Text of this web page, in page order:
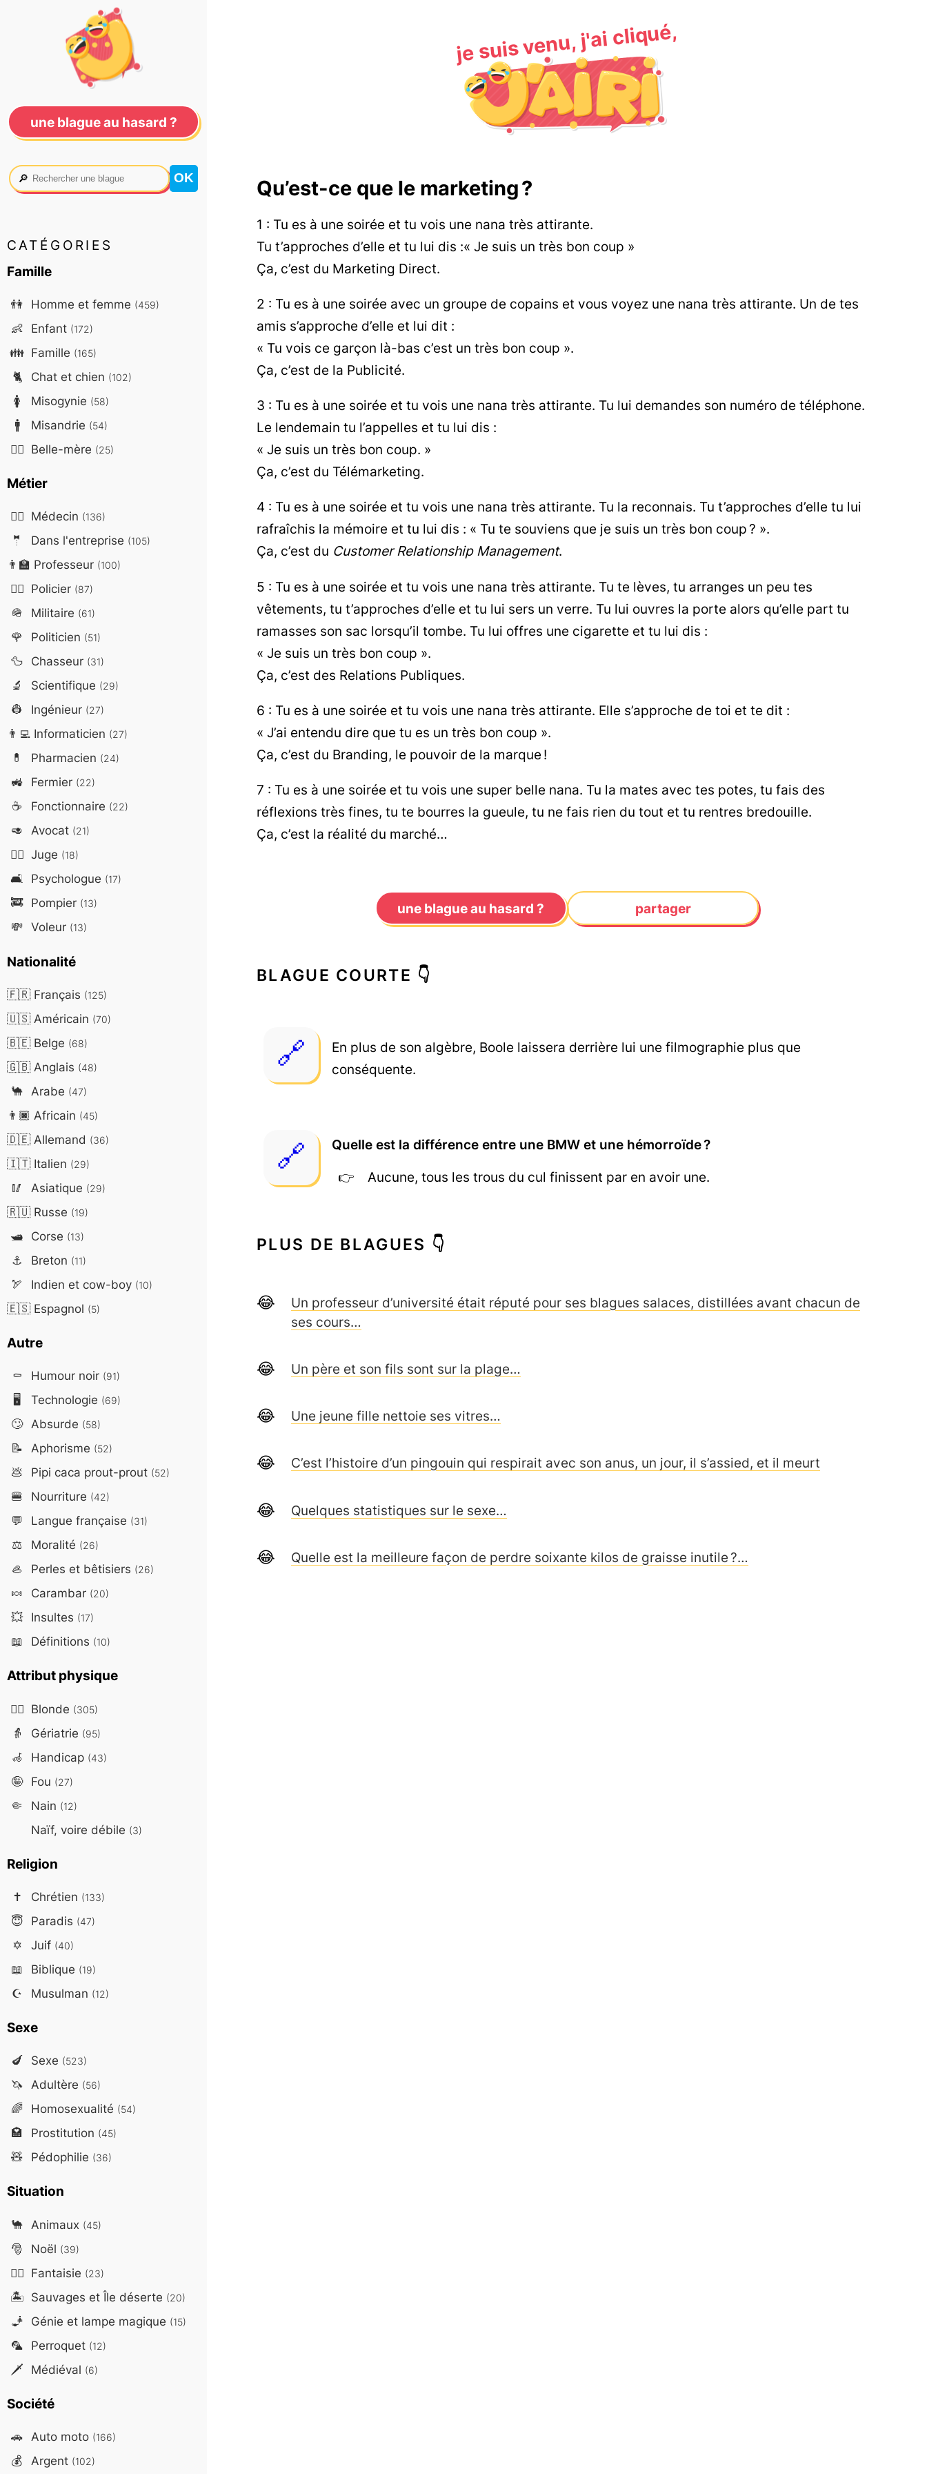
je suis venu, j'ai cliqué,
Qu’est-ce que le marketing ?
1 : Tu es à une soirée et tu vois une nana très attirante.
Tu t’approches d’elle et tu lui dis :« Je suis un très bon coup »
Ça, c’est du Marketing Direct.
2 : Tu es à une soirée avec un groupe de copains et vous voyez une nana très attirante. Un de tes
amis s’approche d’elle et lui dit :
« Tu vois ce garçon là-bas c’est un très bon coup ».
Ça, c’est de la Publicité.
3 : Tu es à une soirée et tu vois une nana très attirante. Tu lui demandes son numéro de téléphone.
Le lendemain tu l’appelles et tu lui dis :
« Je suis un très bon coup. »
Ça, c’est du Télémarketing.
4 : Tu es à une soirée et tu vois une nana très attirante. Tu la reconnais. Tu t’approches d’elle tu lui
rafraîchis la mémoire et tu lui dis : « Tu te souviens que je suis un très bon coup ? ».
Ça, c’est du Customer Relationship Management.
5 : Tu es à une soirée et tu vois une nana très attirante. Tu te lèves, tu arranges un peu tes
vêtements, tu t’approches d’elle et tu lui sers un verre. Tu lui ouvres la porte alors qu’elle part tu
ramasses son sac lorsqu’il tombe. Tu lui offres une cigarette et tu lui dis :
« Je suis un très bon coup ».
Ça, c’est des Relations Publiques.
6 : Tu es à une soirée et tu vois une nana très attirante. Elle s’approche de toi et te dit :
« J’ai entendu dire que tu es un très bon coup ».
Ça, c’est du Branding, le pouvoir de la marque !
7 : Tu es à une soirée et tu vois une super belle nana. Tu la mates avec tes potes, tu fais des
réflexions très fines, tu te bourres la gueule, tu ne fais rien du tout et tu rentres bredouille.
Ça, c’est la réalité du marché…
une blague au hasard ? partager
BLAGUE COURTE 👇
En plus de son algèbre, Boole laissera derrière lui une filmographie plus que
conséquente.
Quelle est la différence entre une BMW et une hémorroïde ?
Aucune, tous les trous du cul finissent par en avoir une.
PLUS DE BLAGUES 👇
Un professeur d’université était réputé pour ses blagues salaces, distillées avant chacun de
ses cours…
Un père et son fils sont sur la plage…
Une jeune fille nettoie ses vitres…
C’est l’histoire d’un pingouin qui respirait avec son anus, un jour, il s’assied, et il meurt
Quelques statistiques sur le sexe…
Quelle est la meilleure façon de perdre soixante kilos de graisse inutile ?…
une blague au hasard ?
🔎
CATÉGORIES
Famille
👫 Homme et femme (459)
👶 Enfant (172)
👪 Famille (165)
🐈 Chat et chien (102)
🚺 Misogynie (58)
🚹 Misandrie (54)
🤷‍♀️ Belle-mère (25)
Métier
👨‍⚕️ Médecin (136)
🤵 Dans l'entreprise (105)
👨‍🏫 Professeur (100)
👮‍♂️ Policier (87)
🪖 Militaire (61)
🌹 Politicien (51)
🦆 Chasseur (31)
🔬 Scientifique (29)
👷 Ingénieur (27)
👨‍💻Informaticien (27)
💊 Pharmacien (24)
🚜 Fermier (22)
☕ Fonctionnaire (22)
🥑 Avocat (21)
👨‍⚖️ Juge (18)
🛋️ Psychologue (17)
🚒 Pompier (13)
💸 Voleur (13)
Nationalité
🇫🇷Français (125)
🇺🇸Américain (70)
🇧🇪Belge (68)
🇬🇧Anglais (48)
🐪 Arabe (47)
👨🏿 Africain (45)
🇩🇪Allemand (36)
🇮🇹Italien (29)
🥢 Asiatique (29)
🇷🇺Russe (19)
🛥️ Corse (13)
⚓ Breton (11)
🏹 Indien et cow-boy (10)
🇪🇸Espagnol (5)
Autre
⚰️ Humour noir (91)
🖥️ Technologie (69)
🙄 Absurde (58)
📝 Aphorisme (52)
💩 Pipi caca prout-prout (52)
🍔 Nourriture (42)
💬 Langue française (31)
⚖️ Moralité (26)
🦪 Perles et bêtisiers (26)
🍬 Carambar (20)
💥 Insultes (17)
📖 Définitions (10)
Attribut physique
👱‍♀️ Blonde (305)
👵 Gériatrie (95)
🦽 Handicap (43)
🤪 Fou (27)
🤏 Nain (12)
Naïf, voire débile (3)
Religion
✝️ Chrétien (133)
😇 Paradis (47)
✡️ Juif (40)
📖 Biblique (19)
☪️ Musulman (12)
Sexe
🍆 Sexe (523)
🦄 Adultère (56)
🌈 Homosexualité (54)
🏩 Prostitution (45)
🧸 Pédophilie (36)
Situation
🐪 Animaux (45)
🎅 Noël (39)
🧙‍♂️ Fantaisie (23)
🏝️ Sauvages et Île déserte (20)
🧞 Génie et lampe magique (15)
🦜 Perroquet (12)
🗡️ Médiéval (6)
Société
🚗 Auto moto (166)
💰 Argent (102)